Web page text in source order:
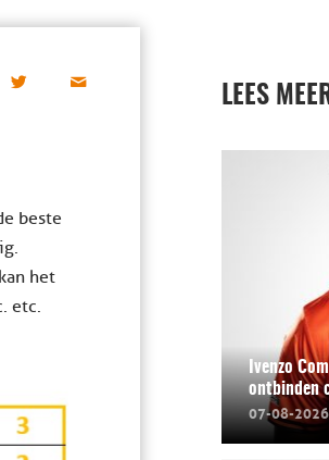
beste
het
etc.
LEES
Ivenzo
ontbinden
07-08-2026